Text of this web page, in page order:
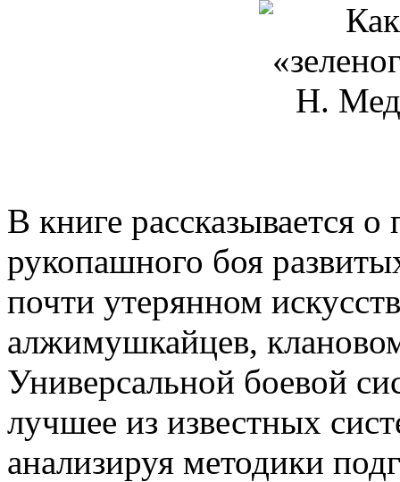
В книге рассказывается
рукопашного боя
почти утерянном
алжимушкайцев,
Универсальной боевой
лучшее из известных
анализируя методики